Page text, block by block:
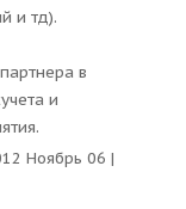
и тд).
в
и
Ноябрь 06 |